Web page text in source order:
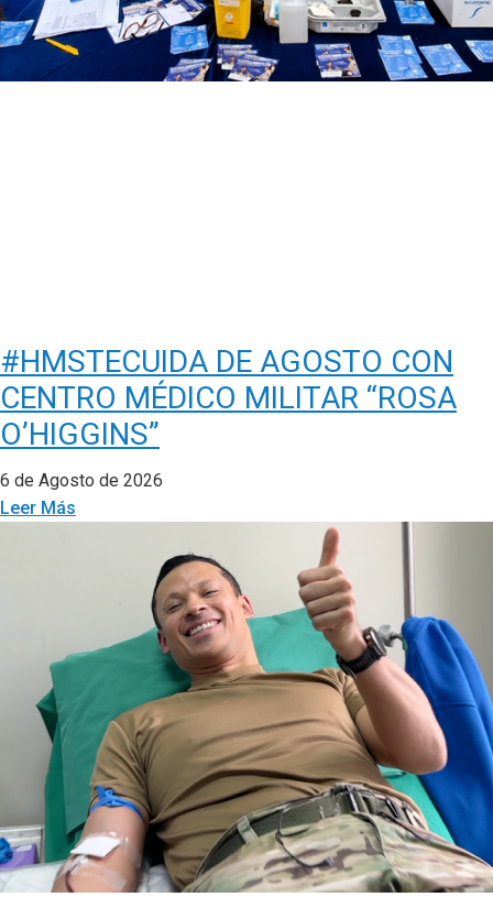
#HMSTECUIDA DE AGOSTO CON
CENTRO MÉDICO MILITAR “ROSA
O’HIGGINS”
6 de Agosto de 2026
Leer Más